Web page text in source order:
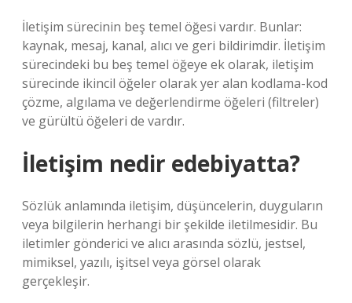
İletişim sürecinin beş temel öğesi vardır. Bunlar:
kaynak, mesaj, kanal, alıcı ve geri bildirimdir. İletişim
sürecindeki bu beş temel öğeye ek olarak, iletişim
sürecinde ikincil öğeler olarak yer alan kodlama-kod
çözme, algılama ve değerlendirme öğeleri (filtreler)
ve gürültü öğeleri de vardır.
İletişim nedir edebiyatta?
Sözlük anlamında iletişim, düşüncelerin, duyguların
veya bilgilerin herhangi bir şekilde iletilmesidir. Bu
iletimler gönderici ve alıcı arasında sözlü, jestsel,
mimiksel, yazılı, işitsel veya görsel olarak
gerçekleşir.